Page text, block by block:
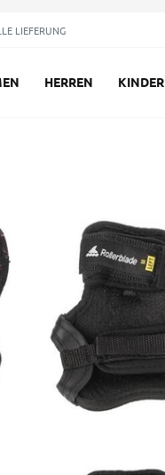
LIEFERUNG
HERREN KINDER